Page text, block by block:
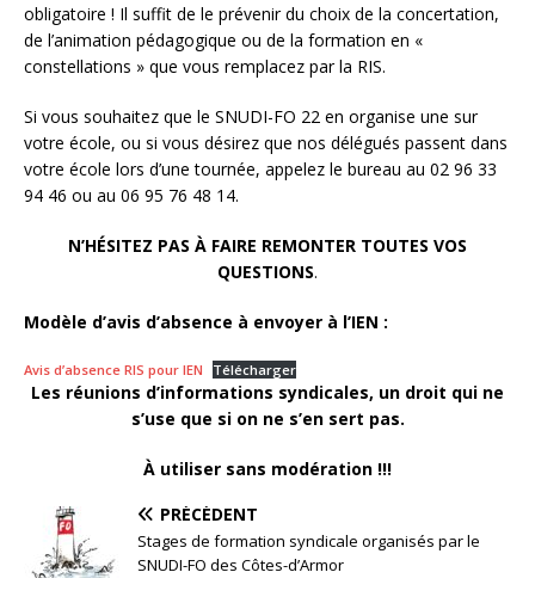
obligatoire ! Il suffit de le prévenir du choix de la concertation,
de l’animation pédagogique ou de la formation en «
constellations » que vous remplacez par la RIS.
Si vous souhaitez que le SNUDI-FO 22 en organise une sur
votre école, ou si vous désirez que nos délégués passent dans
votre école lors d’une tournée, appelez le bureau au 02 96 33
94 46 ou au 06 95 76 48 14.
N’HÉSITEZ PAS À FAIRE REMONTER TOUTES VOS
QUESTIONS.
Modèle d’avis d’absence à envoyer à l’IEN :
Avis d’absence RIS pour IEN Télécharger
Les réunions d’informations syndicales, un droit qui ne
s’use que si on ne s’en sert pas.
À utiliser sans modération !!!
PRÉCÉDENT
Stages de formation syndicale organisés par le
SNUDI-FO des Côtes-d’Armor